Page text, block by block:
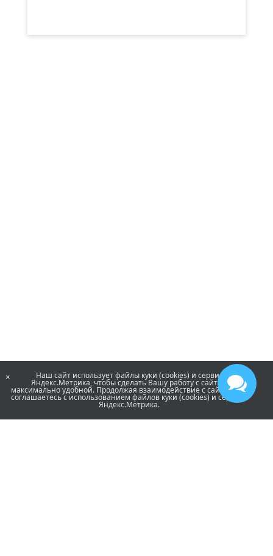
× Наш сайт использует файлы куки (cookies) и сервис
Яндекс.Метрика, чтобы сделать Вашу работу с сайтом
максимально удобной. Продолжая взаимодействие с сайтом, Вы
соглашаетесь с использованием файлов куки (cookies) и сервиса
Яндекс.Метрика.